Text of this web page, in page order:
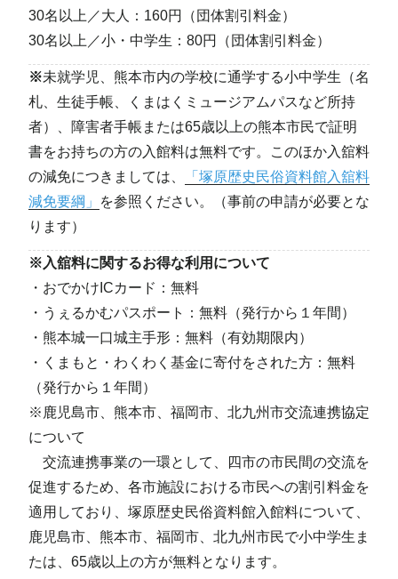
30名以上／大人：160円（団体割引料金）
30名以上／小・中学生：80円（団体割引料金）
※未就学児、熊本市内の学校に通学する小中学生（名
札、生徒手帳、くまはくミュージアムパスなど所持
者）、障害者手帳または65歳以上の熊本市民で証明
書をお持ちの方の入館料は無料です。このほか入舘料
の減免につきましては、
「塚原歴史民俗資料館入舘料
減免要綱」
を参照ください。（事前の申請が必要とな
ります）
※入舘料に関するお得な利用について
・おでかけICカード：無料
・うぇるかむパスポート：無料（発行から１年間）
・熊本城一口城主手形：無料（有効期限内）
・くまもと・わくわく基金に寄付をされた方：無料
（発行から１年間）
※鹿児島市、熊本市、福岡市、北九州市交流連携協定
について
交流連携事業の一環として、四市の市民間の交流を
促進するため、各市施設における市民への割引料金を
適用しており、塚原歴史民俗資料館入館料について、
鹿児島市、熊本市、福岡市、北九州市民で小中学生ま
たは、65歳以上の方が無料となります。